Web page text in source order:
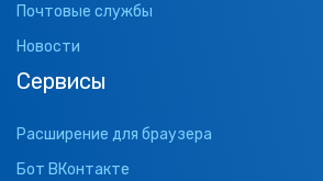
Почтовые службы
Новости
Сервисы
Расширение для браузера
Бот ВКонтакте